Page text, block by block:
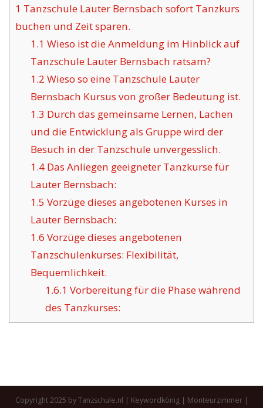
1 Tanzschule Lauter Bernsbach sofort Tanzkurs
buchen und Zeit sparen.
1.1 Wieso ist die Anmeldung im Hinblick auf
Tanzschule Lauter Bernsbach ratsam?
1.2 Wieso so eine Tanzschule Lauter
Bernsbach Kursus von großer Bedeutung ist.
1.3 Durch das gemeinsame Lernen, Lachen
und die Entwicklung als Gruppe wird der
Besuch in der Tanzschule unvergesslich.
1.4Das Anliegen geeigneter Tanzkurse für
Lauter Bernsbach:
1.5 Vorzüge dieses angebotenen Kurses in
Lauter Bernsbach:
1.6 Vorzüge dieses angebotenen
Tanzschulenkurses: Flexibilität,
Bequemlichkeit.
1.6.1 Vorbereitung für die Phase während
des Tanzkurses:
Copyright 2025 by Tanzschule.nl | Keywordkönig| Monteurzimmer|